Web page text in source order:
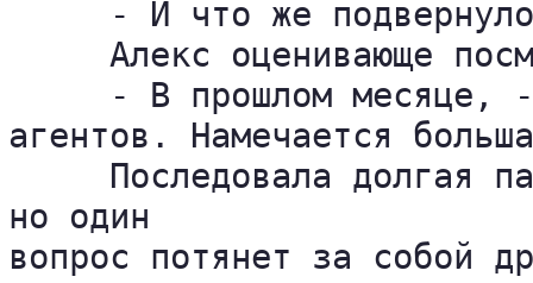
- И что же
Алекс оценивающе
- В прошлом месяце,
агентов. Намечается
Последовала долгая
но один
вопрос потянет за собой